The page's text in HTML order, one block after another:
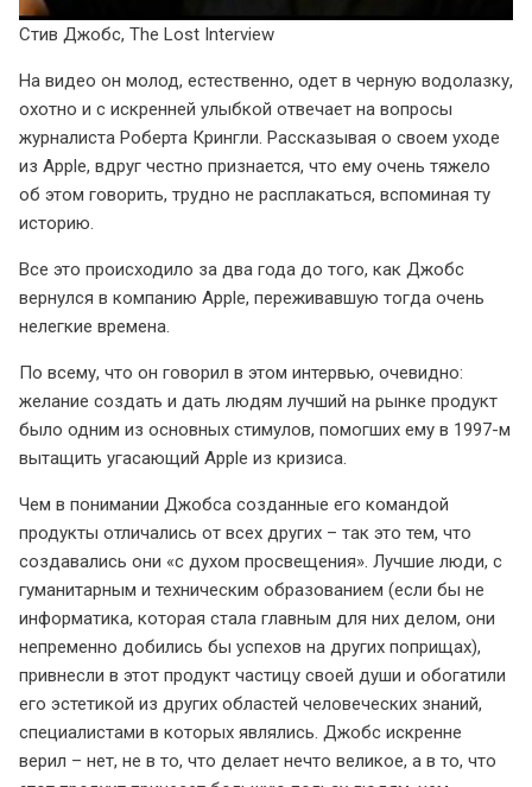
Стив Джобс, The Lost Interview
На видео он молод, естественно, одет в черную водолазку,
охотно и с искренней улыбкой отвечает на вопросы
журналиста Роберта Крингли. Рассказывая о своем уходе
из Apple, вдруг честно признается, что ему очень тяжело
об этом говорить, трудно не расплакаться, вспоминая ту
историю.
Все это происходило за два года до того, как Джобс
вернулся в компанию Apple, переживавшую тогда очень
нелегкие времена.
По всему, что он говорил в этом интервью, очевидно:
желание создать и дать людям лучший на рынке продукт
было одним из основных стимулов, помогших ему в 1997-м
вытащить угасающий Apple из кризиса.
Чем в понимании Джобса созданные его командой
продукты отличались от всех других – так это тем, что
создавались они «с духом просвещения». Лучшие люди, с
гуманитарным и техническим образованием (если бы не
информатика, которая стала главным для них делом, они
непременно добились бы успехов на других поприщах),
привнесли в этот продукт частицу своей души и обогатили
его эстетикой из других областей человеческих знаний,
специалистами в которых являлись. Джобс искренне
верил – нет, не в то, что делает нечто великое, а в то, что